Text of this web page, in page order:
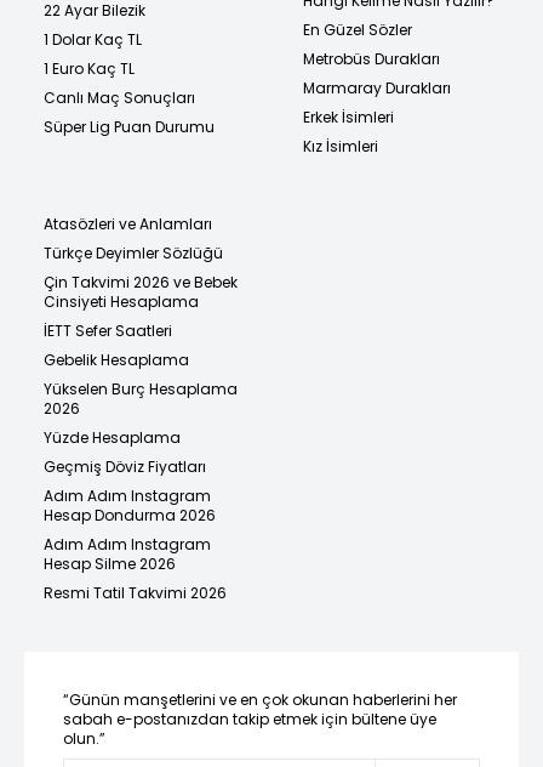
22 Ayar Bilezik
1 Dolar Kaç TL
1 Euro Kaç TL
Canlı Maç Sonuçları
Süper Lig Puan Durumu
En Güzel Sözler
Metrobüs Durakları
Marmaray Durakları
Erkek İsimleri
Kız İsimleri
Atasözleri ve Anlamları
Türkçe Deyimler Sözlüğü
Çin Takvimi 2026 ve Bebek
Cinsiyeti Hesaplama
İETT Sefer Saatleri
Gebelik Hesaplama
Yükselen Burç Hesaplama
2026
Yüzde Hesaplama
Geçmiş Döviz Fiyatları
Adım Adım Instagram
Hesap Dondurma 2026
Adım Adım Instagram
Hesap Silme 2026
Resmi Tatil Takvimi 2026
“Günün manşetlerini ve en çok okunan haberlerini her
sabah e-postanızdan takip etmek için bültene üye
olun.”